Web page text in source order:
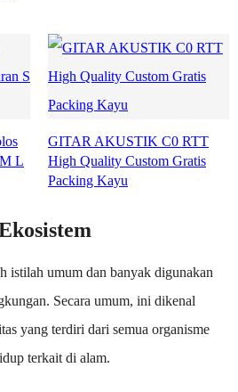
L
GITAR AKUSTIK C0 RTT
High Quality Custom Gratis
Packing Kayu
istilah umum dan banyak digunakan
Secara umum, ini dikenal
yang terdiri dari semua organisme
terkait di alam.